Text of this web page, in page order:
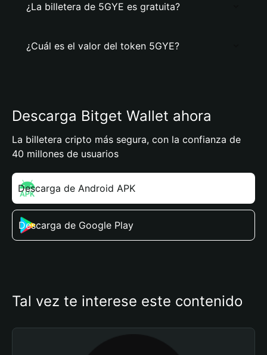
¿La billetera de 5GYE es gratuita?
¿Cuál es el valor del token 5GYE?
Descarga Bitget Wallet ahora
La billetera cripto más segura, con la confianza de
40 millones de usuarios
Descarga de Android APK
Descarga de Google Play
Tal vez te interese este contenido